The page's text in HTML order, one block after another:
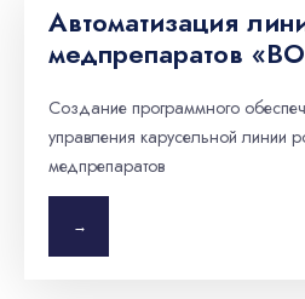
Автоматизация
медпрепаратов
Создание программного
управления карусельной линии
медпрепаратов
→